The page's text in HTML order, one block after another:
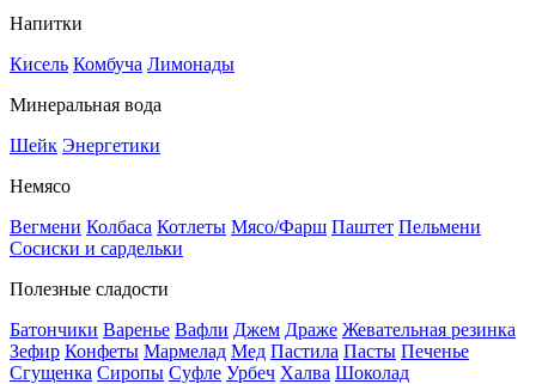
Напитки
Кисель Комбуча Лимонады
Минеральная вода
Шейк Энергетики
Немясо
Вегмени Колбаса Котлеты Мясо/Фарш Паштет Пельмени
Сосиски и сардельки
Полезные сладости
Батончики Варенье Вафли Джем Драже Жевательная резинка
Зефир Конфеты Мармелад Мед Пастила Пасты Печенье
Сгущенка Сиропы Суфле Урбеч Халва Шоколад